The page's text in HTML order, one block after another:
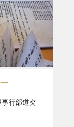
行部道次